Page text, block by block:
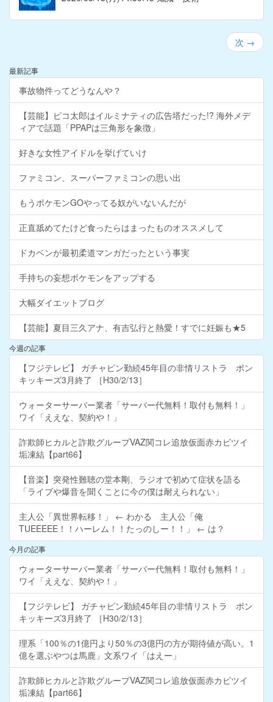
次 →
最新記事
事故物件ってどうなんや？
【芸能】ピコ太郎はイルミナティの広告塔だった!? 海外メデ
ィアで話題「PPAPは三角形を象徴」
好きな女性アイドルを挙げていけ
ファミコン、スーパーファミコンの思い出
もうポケモンGOやってる奴がいないんだが
正直舐めてたけど食ったらはまったものオススメして
ドカベンが最初柔道マンガだったという事実
手持ちの妄想ポケモンをアップする
大幅ダイエットブログ
【芸能】夏目三久アナ、有吉弘行と熱愛！すでに妊娠も★5
今週の記事
【フジテレビ】 ガチャピン勤続45年目の非情リストラ ポン
キッキーズ3月終了 ［H30/2/13］
ウォーターサーバー業者「サーバー代無料！取付も無料！」
ワイ「ええな、契約や！」
詐欺師ヒカルと詐欺グループVAZ関コレ追放仮面赤カビツイ
垢凍結【part66】
【音楽】突発性難聴の堂本剛、ラジオで初めて症状を語る
「ライブや爆音を聞くことに今の僕は耐えられない」
主人公「異世界転移！」 ← わかる 主人公「俺
TUEEEEE！！ハーレム！！たっのしー！！」 ← は？
今月の記事
ウォーターサーバー業者「サーバー代無料！取付も無料！」
ワイ「ええな、契約や！」
【フジテレビ】 ガチャピン勤続45年目の非情リストラ ポン
キッキーズ3月終了 ［H30/2/13］
理系「100％の1億円より50％の3億円の方が期待値が高い。1
億を選ぶやつは馬鹿」文系ワイ「はえー」
詐欺師ヒカルと詐欺グループVAZ関コレ追放仮面赤カビツイ
垢凍結【part66】